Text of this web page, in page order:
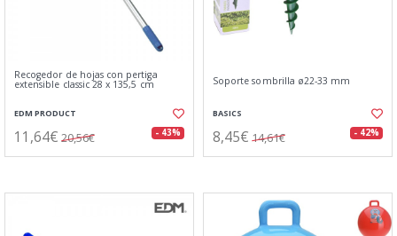
Recogedor de hojas con pertiga
extensible classic 28 x 135,5 cm
EDM PRODUCT
11,64€ 20,56€ - 43%
Soporte sombrilla ø22-33 mm
BASICS
8,45€ 14,61€ - 42%